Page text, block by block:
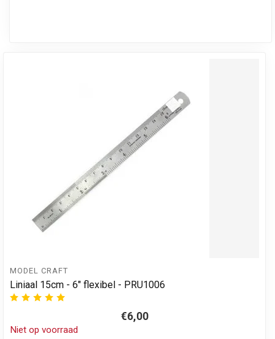
MODEL CRAFT
Liniaal 15cm - 6" flexibel - PRU1006
€6,00
Niet op voorraad